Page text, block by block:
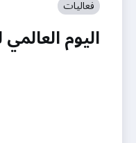
فعاليات
اليوم